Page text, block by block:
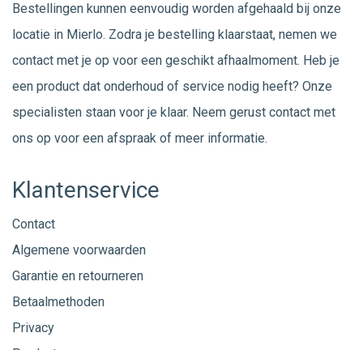
Bestellingen kunnen eenvoudig worden afgehaald bij onze
locatie in Mierlo. Zodra je bestelling klaarstaat, nemen we
contact met je op voor een geschikt afhaalmoment. Heb je
een product dat onderhoud of service nodig heeft? Onze
specialisten staan voor je klaar. Neem gerust contact met
ons op voor een afspraak of meer informatie.
Klantenservice
Contact
Algemene voorwaarden
Garantie en retourneren
Betaalmethoden
Privacy